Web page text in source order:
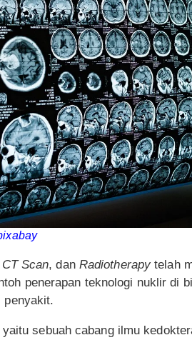
Scan, dan Radiotherapy telah
penerapan teknologi nuklir di
penyakit.
sebuah cabang ilmu